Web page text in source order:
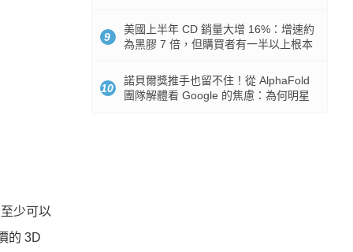
少可以
的 3D
9
美國上半年 CD 銷量大增 16%：增速約
為黑膠 7 倍，但購買者有一半以上根本
10
諾貝爾獎推手也留不住！從 AlphaFold
團隊解體看 Google 的焦慮：為何明星